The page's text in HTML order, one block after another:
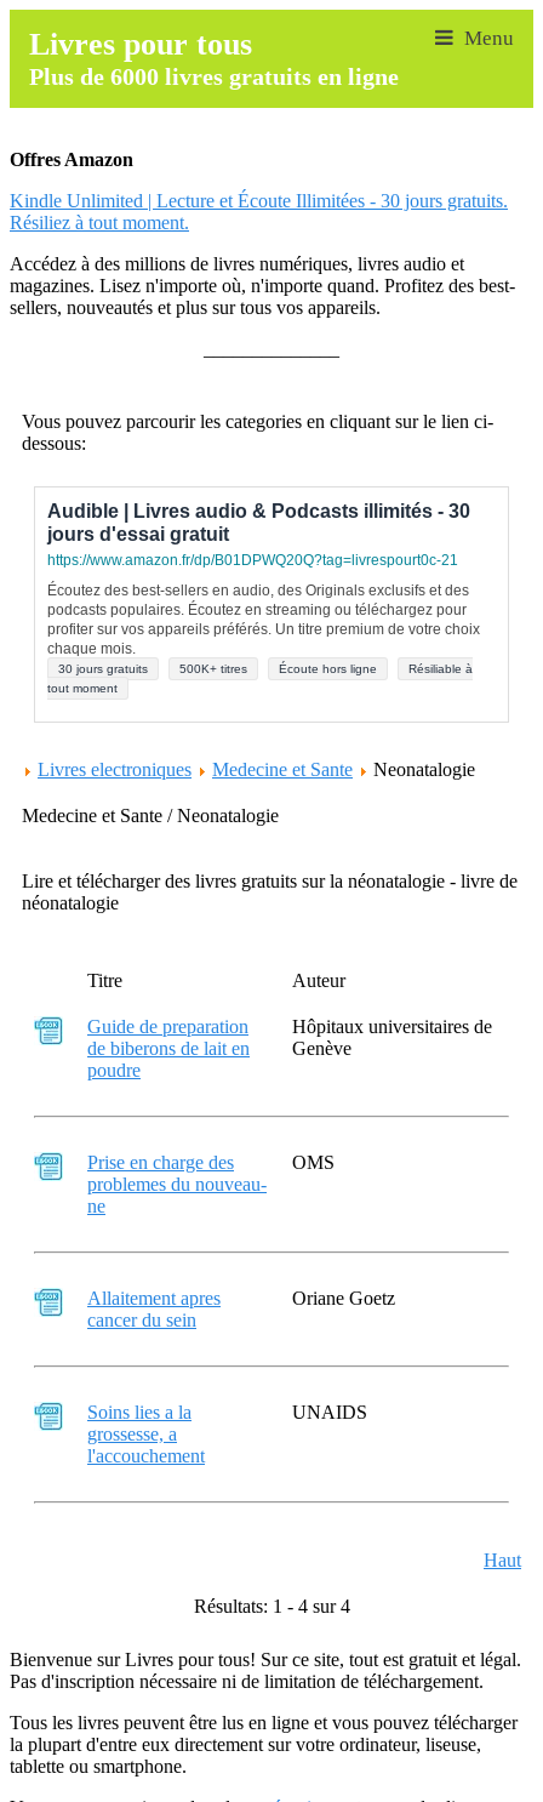
Livres pour tous
Plus de 6000 livres gratuits en ligne
Offres Amazon
Kindle Unlimited | Lecture et Écoute Illimitées - 30 jours gratuits.
Résiliez à tout moment.
Accédez à des millions de livres numériques, livres audio et
magazines. Lisez n'importe où, n'importe quand. Profitez des best-
sellers, nouveautés et plus sur tous vos appareils.
Vous pouvez parcourir les categories en cliquant sur le lien ci-
dessous:
Audible | Livres audio & Podcasts illimités - 30
jours d'essai gratuit
https://www.amazon.fr/dp/B01DPWQ20Q?tag=livrespourt0c-21
Écoutez des best-sellers en audio, des Originals exclusifs et des
podcasts populaires. Écoutez en streaming ou téléchargez pour
profiter sur vos appareils préférés. Un titre premium de votre choix
chaque mois.
30 jours gratuits 500K+ titres Écoute hors ligne
Résiliable à
tout moment
Livres electroniques Medecine et Sante Neonatalogie
Medecine et Sante / Neonatalogie
Lire et télécharger des livres gratuits sur la néonatalogie - livre de
néonatalogie
Titre Auteur
Guide de preparation
de biberons de lait en
poudre
Hôpitaux universitaires de
Genève
Prise en charge des
problemes du nouveau-
ne
OMS
Allaitement apres
cancer du sein
Oriane Goetz
Soins lies a la
grossesse, a
l'accouchement
UNAIDS
Haut
Résultats: 1 - 4 sur 4
Bienvenue sur Livres pour tous! Sur ce site, tout est gratuit et légal.
Pas d'inscription nécessaire ni de limitation de téléchargement.
Tous les livres peuvent être lus en ligne et vous pouvez télécharger
la plupart d'entre eux directement sur votre ordinateur, liseuse,
tablette ou smartphone.